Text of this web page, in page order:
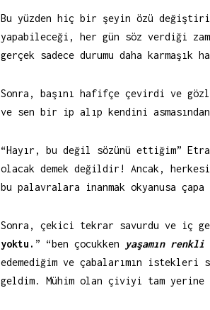
Bu yüzden hiç bir şeyin özü
yapabileceği, her gün söz verdiği
gerçek sadece durumu daha
Sonra, başını hafifçe çevirdi ve
ve sen bir ip alıp kendini
“Hayır, bu değil sözünü ettiğim”
olacak demek değildir! Ancak,
bu palavralara inanmak okyanusa
Sonra, çekici tekrar savurdu ve iç
yoktu. ” “ben çocukken yaşamın renkli
edemediğim ve çabalarımın istekleri
geldim. Mühim olan çiviyi tam yerine